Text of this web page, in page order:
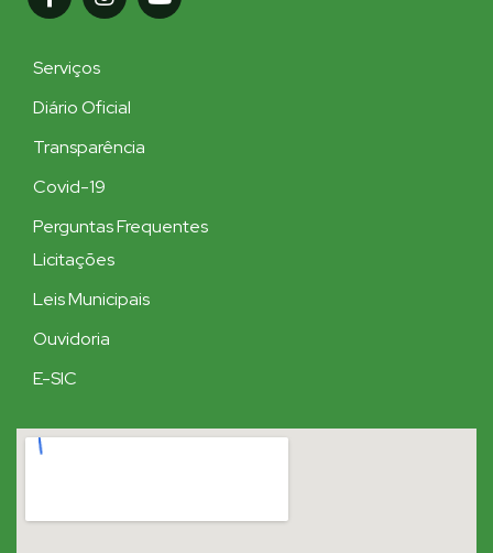
Serviços
Diário Oficial
Transparência
Covid-19
Perguntas Frequentes
Licitações
Leis Municipais
Ouvidoria
E-SIC